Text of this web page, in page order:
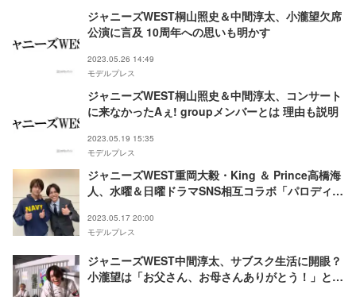
ジャニーズWEST桐山照史＆中間淳太、小瀧望欠席
公演に言及 10周年への思いも明かす
2023.05.26 14:49
モデルプレス
ジャニーズWEST桐山照史＆中間淳太、コンサート
に来なかったAぇ! groupメンバーとは 理由も説明
2023.05.19 15:35
モデルプレス
ジャニーズWEST重岡大毅・King ＆ Prince高橋海
人、水曜＆日曜ドラマSNS相互コラボ「パロディ」
2023.05.17 20:00
モデルプレス
ジャニーズWEST中間淳太、サブスク生活に開眼？
小瀧望は「お父さん、お母さんありがとう！」と歓